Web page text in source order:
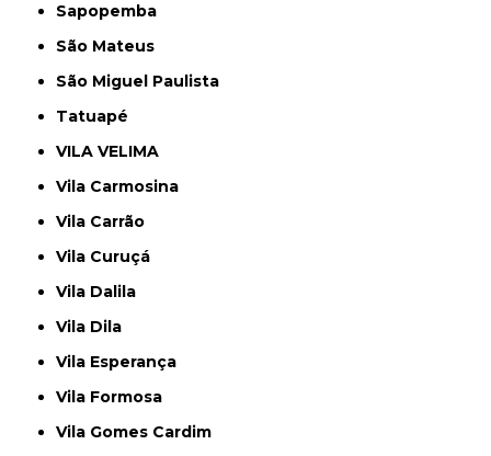
Sapopemba
São Mateus
São Miguel Paulista
Tatuapé
VILA VELIMA
Vila Carmosina
Vila Carrão
Vila Curuçá
Vila Dalila
Vila Dila
Vila Esperança
Vila Formosa
Vila Gomes Cardim